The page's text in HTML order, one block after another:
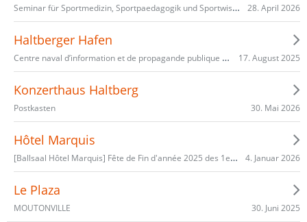
Seminar für Sportmedizin, Sportpaedagogik und Sportwissenschaften 28. April 2026
Haltberger Hafen
Centre naval d’information et de propagande publique CNIP 17. August 2025
Konzerthaus Haltberg
Postkasten 30. Mai 2026
Hôtel Marquis
[Ballsaal Hôtel Marquis] Fête de Fin d'année 2025 des 1er/8e Flanqueurs royaux - le Régiment de la Reine 4. Januar 2026
Le Plaza
MOUTONVILLE 30. Juni 2025